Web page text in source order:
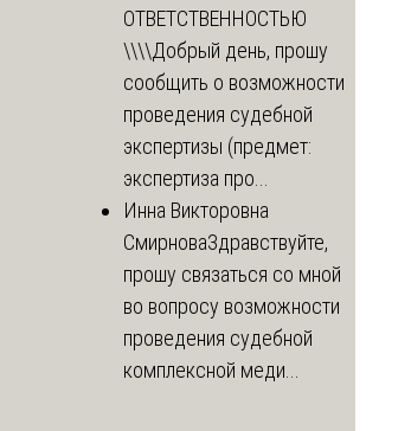
ОТВЕТСТВЕННОСТЬЮ
\\\\Добрый день, прошу
сообщить о возможности
проведения судебной
экспертизы (предмет:
экспертиза про...
Инна Викторовна
СмирноваЗдравствуйте,
прошу связаться со мной
во вопросу возможности
проведения судебной
комплексной меди...